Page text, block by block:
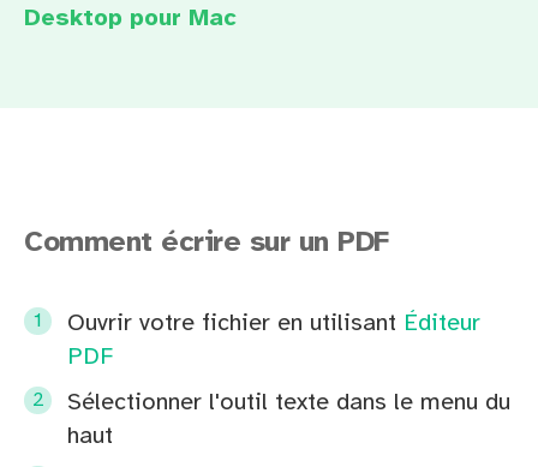
Desktop pour Mac
Comment écrire sur un PDF
Ouvrir votre fichier en utilisant Éditeur
PDF
Sélectionner l'outil texte dans le menu du
haut